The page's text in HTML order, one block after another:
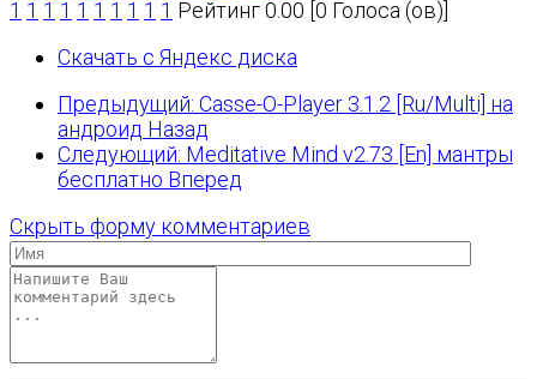
1 1 1 1 1 1 1 1 1 1 Рейтинг 0.00 [0 Голоса (ов)]
Скачать с Яндекс диска
Предыдущий: Casse-O-Player 3.1.2 [Ru/Multi] на
андроид Назад
Следующий: Meditative Mind v2.73 [En] мантры
бесплатно Вперед
Скрыть форму комментариев